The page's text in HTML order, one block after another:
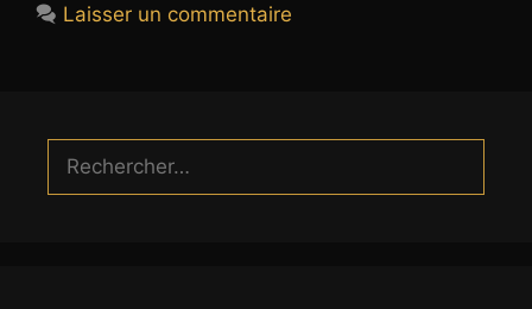
Laisser un commentaire
Rechercher :